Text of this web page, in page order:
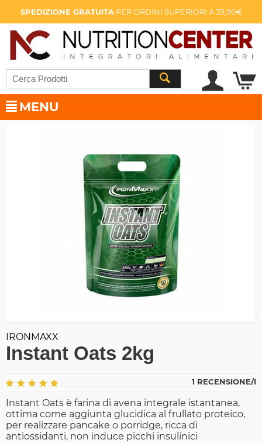
SPEDIZIONE GRATUITAPER ORDINI SUPERIORI A 39,90€
MENU
IRONMAXX
Instant Oats 2kg
1 RECENSIONE/I
Instant Oats è farina di avena integrale istantanea,
ottima come aggiunta glucidica al frullato proteico,
per realizzare pancake o porridge, ricca di
antiossidanti, non induce picchi insulinici